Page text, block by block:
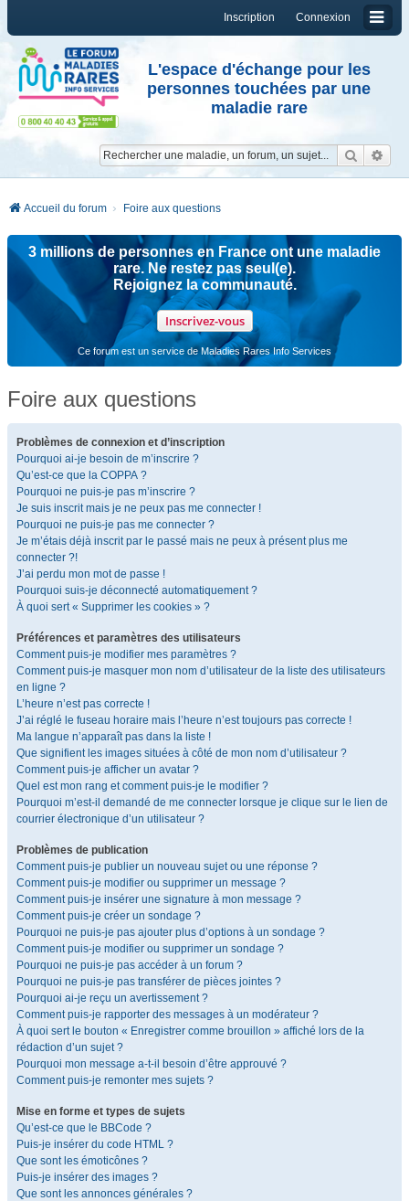
Connexion
Inscription
L'espace d'échange pour les
personnes touchées par une
maladie rare
Accueil du forum Foire aux questions
3 millions de personnes en France ont une maladie
rare. Ne restez pas seul(e).
Rejoignez la communauté.
Inscrivez-vous
Ce forum est un service de Maladies Rares Info Services
Foire aux questions
Problèmes de connexion et d’inscription
Pourquoi ai-je besoin de m’inscrire ?
Qu’est-ce que la COPPA ?
Pourquoi ne puis-je pas m’inscrire ?
Je suis inscrit mais je ne peux pas me connecter !
Pourquoi ne puis-je pas me connecter ?
Je m’étais déjà inscrit par le passé mais ne peux à présent plus me
connecter ?!
J’ai perdu mon mot de passe !
Pourquoi suis-je déconnecté automatiquement ?
À quoi sert « Supprimer les cookies » ?
Préférences et paramètres des utilisateurs
Comment puis-je modifier mes paramètres ?
Comment puis-je masquer mon nom d’utilisateur de la liste des utilisateurs
en ligne ?
L’heure n’est pas correcte !
J’ai réglé le fuseau horaire mais l’heure n’est toujours pas correcte !
Ma langue n’apparaît pas dans la liste !
Que signifient les images situées à côté de mon nom d’utilisateur ?
Comment puis-je afficher un avatar ?
Quel est mon rang et comment puis-je le modifier ?
Pourquoi m’est-il demandé de me connecter lorsque je clique sur le lien de
courrier électronique d’un utilisateur ?
Problèmes de publication
Comment puis-je publier un nouveau sujet ou une réponse ?
Comment puis-je modifier ou supprimer un message ?
Comment puis-je insérer une signature à mon message ?
Comment puis-je créer un sondage ?
Pourquoi ne puis-je pas ajouter plus d’options à un sondage ?
Comment puis-je modifier ou supprimer un sondage ?
Pourquoi ne puis-je pas accéder à un forum ?
Pourquoi ne puis-je pas transférer de pièces jointes ?
Pourquoi ai-je reçu un avertissement ?
Comment puis-je rapporter des messages à un modérateur ?
À quoi sert le bouton « Enregistrer comme brouillon » affiché lors de la
rédaction d’un sujet ?
Pourquoi mon message a-t-il besoin d’être approuvé ?
Comment puis-je remonter mes sujets ?
Mise en forme et types de sujets
Qu’est-ce que le BBCode ?
Puis-je insérer du code HTML ?
Que sont les émoticônes ?
Puis-je insérer des images ?
Que sont les annonces générales ?